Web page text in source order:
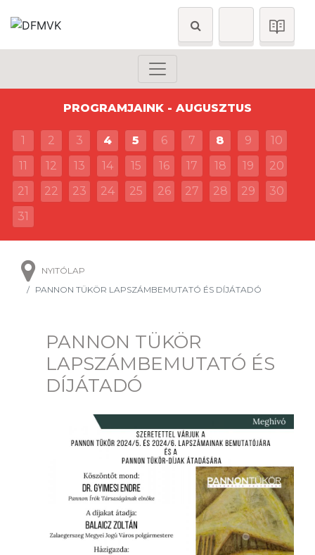
PROGRAMJAINK - AUGUSZTUS
1 2 3 4 5 6 7 8 9
10
11
12 13 14 15 16 17 18 19
20
21
22 23 24 25 26 27 28 29
30
31
NYITÓLAP
PANNON TÜKÖR LAPSZÁMBEMUTATÓ ÉS DÍJÁTADÓ
PANNON TÜKÖR
LAPSZÁMBEMUTATÓ ÉS
DÍJÁTADÓ